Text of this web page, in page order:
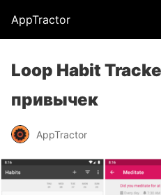
AppTractor
Loop Habit
привычек
AppTractor